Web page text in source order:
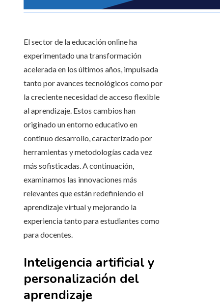
El sector de la educación online ha
experimentado una transformación
acelerada en los últimos años, impulsada
tanto por avances tecnológicos como por
la creciente necesidad de acceso flexible
al aprendizaje. Estos cambios han
originado un entorno educativo en
continuo desarrollo, caracterizado por
herramientas y metodologías cada vez
más sofisticadas. A continuación,
examinamos las innovaciones más
relevantes que están redefiniendo el
aprendizaje virtual y mejorando la
experiencia tanto para estudiantes como
para docentes.
Inteligencia artificial y
personalización del
aprendizaje